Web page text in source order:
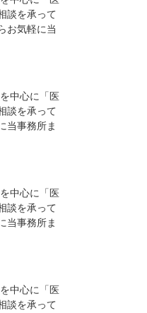
談を承って
お気軽に当
中心に「医
談を承って
当事務所ま
中心に「医
談を承って
当事務所ま
中心に「医
談を承って